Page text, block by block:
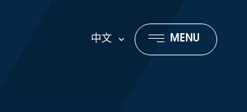
中文
MENU
CLOSE